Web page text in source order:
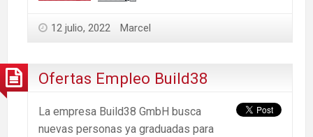
12 julio, 2022 Marcel
Ofertas Empleo Build38
La empresa Build38 GmbH busca
nuevas personas ya graduadas para